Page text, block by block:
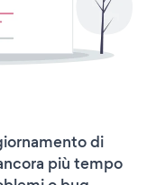
di
più tempo